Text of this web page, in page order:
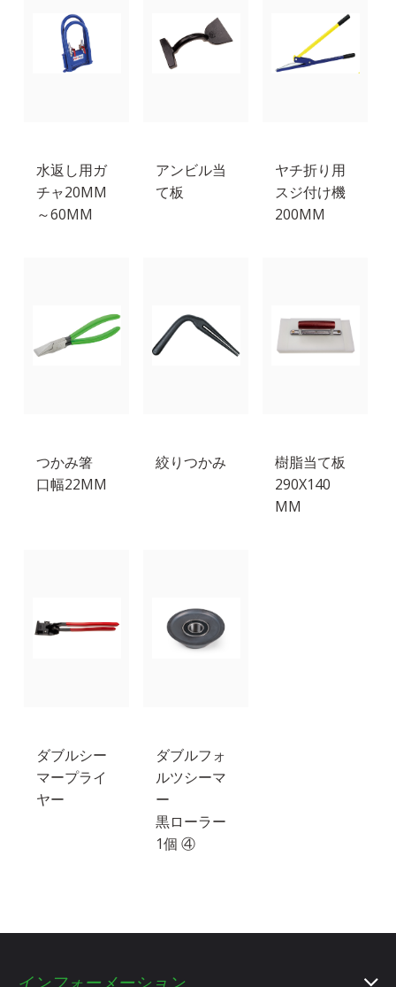
水返し用ガ
チャ20MM
～60MM
アンビル当
て板
ヤチ折り用
スジ付け機
200MM
つかみ箸
口幅22MM
絞りつかみ
樹脂当て板
290X140
MM
ダブルシー
マープライ
ヤー
ダブルフォ
ルツシーマ
ー
黒ローラー
1個 ④
インフォーメーション